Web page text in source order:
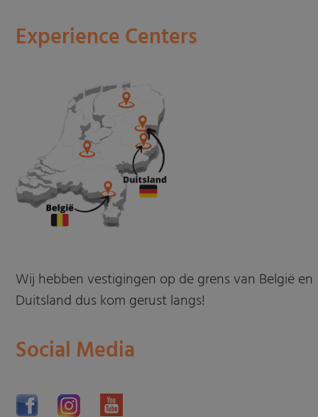
Experience Centers
Wij hebben vestigingen op de grens van België en
Duitsland dus kom gerust langs!
Social Media